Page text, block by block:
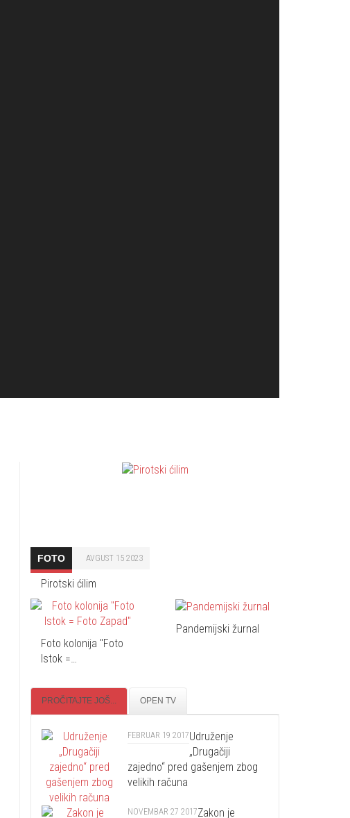
FOTO AVGUST 15 2023
Pirotski ćilim
Foto kolonija "Foto
Istok =…
Pandemijski žurnal
PROČITAJTE JOŠ... OPEN TV
FEBRUAR 19 2017Udruženje
„Drugačiji
zajedno“ pred gašenjem zbog
velikih računa
NOVEMBAR 27 2017Zakon je